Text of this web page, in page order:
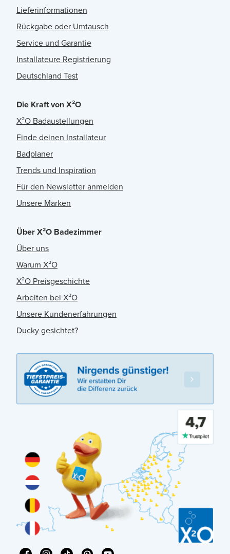
Lieferinformationen
Rückgabe oder Umtausch
Service und Garantie
Installateure Registrierung
Deutschland Test
Die Kraft von X²O
X²O Badaustellungen
Finde deinen Installateur
Badplaner
Trends und Inspiration
Für den Newsletter anmelden
Unsere Marken
Über X²O Badezimmer
Über uns
Warum X²O
X²O Preisgeschichte
Arbeiten bei X²O
Unsere Kundenerfahrungen
Ducky gesichtet?